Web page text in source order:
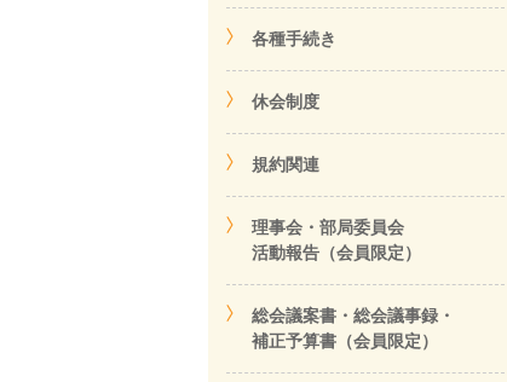
各種手続き
休会制度
規約関連
理事会・部局委員会
活動報告（会員限定）
総会議案書・総会議事録・
補正予算書（会員限定）